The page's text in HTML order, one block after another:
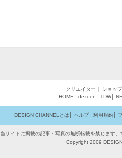
クリエイター ｜ ショップ
HOME
dezeen TDW│
DESIGN CHANNELとは ヘルプ│ 利用規約│
当サイトに掲載の記事・写真の無断転載を禁じます
Copyright 2009